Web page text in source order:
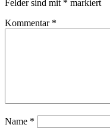
Felder sind mit * markiert
Kommentar *
Name *